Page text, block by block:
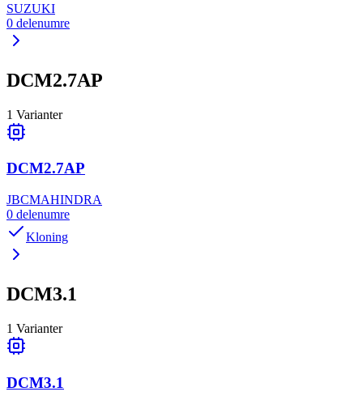
SUZUKI
0 delenumre
DCM2.7AP
1 Varianter
DCM2.7AP
JBCMAHINDRA
0 delenumre
Kloning
DCM3.1
1 Varianter
DCM3.1